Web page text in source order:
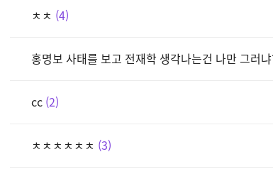
ㅊㅊ 4
홍명보 사태를 보고 전재학 생각나는건 나만 그러
cc 2
ㅊㅊㅊㅊㅊㅊ 3